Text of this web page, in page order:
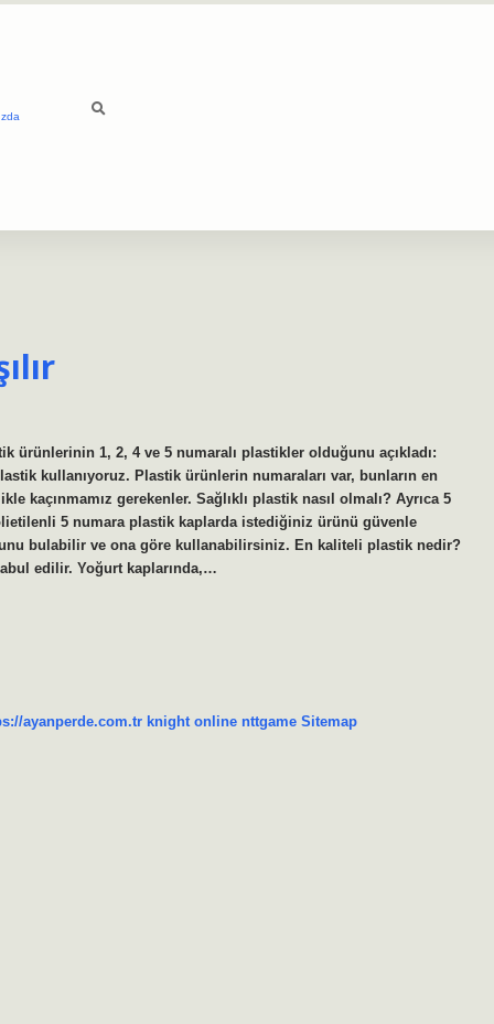
ürünlerinin 1, 2, 4 ve 5 numaralı plastikler olduğunu açıkladı:
kullanıyoruz. Plastik ürünlerin numaraları var, bunların en
kaçınmamız gerekenler. Sağlıklı plastik nasıl olmalı? Ayrıca 5
5 numara plastik kaplarda istediğiniz ürünü güvenle
bulabilir ve ona göre kullanabilirsiniz. En kaliteli plastik nedir?
edilir. Yoğurt kaplarında,…
ayanperde.com.tr knight online nttgame Sitemap